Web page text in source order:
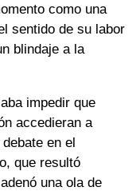
como una
sentido de su labor
blindaje a la
impedir que
accedieran a
en el
que resultó
una ola de